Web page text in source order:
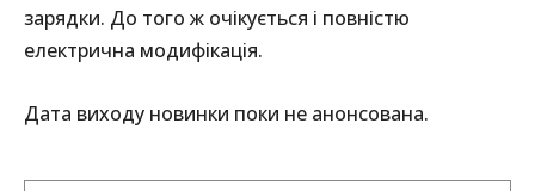
зарядки. До того ж очікується і повністю
електрична модифікація.
Дата виходу новинки поки не анонсована.